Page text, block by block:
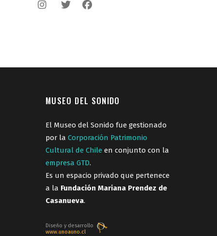
MUSEO DEL SONIDO
El Museo del Sonido fue gestionado
por la Corporación Patrimonio
Cultural de Chile en conjunto con la
empresa GTD.
Es un espacio privado que pertenece
a la Fundación Mariana Prendez de
Casanueva.
Diseño y desarrollo
www.unoauno.cl